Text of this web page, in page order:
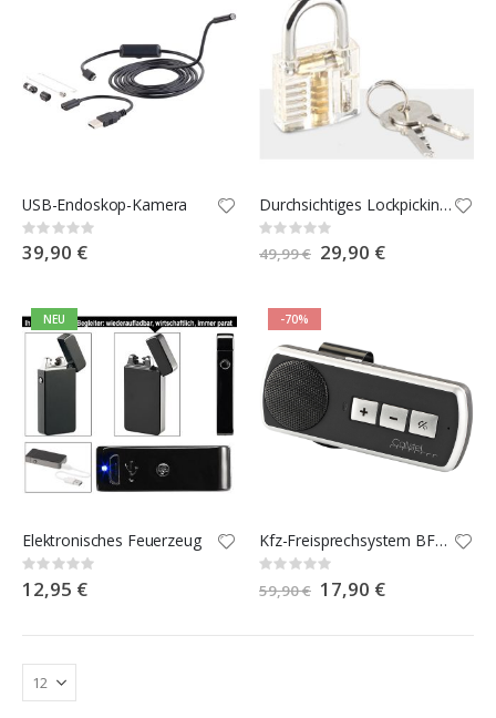
USB-Endoskop-Kamera
Rating:
0%
39,90 €
Durchsichtiges Lockpicking-Übungsschloss mit 2 Schlüsseln
Rating:
0%
49,99 € Special
Price
29,90 €
NEU
Elektronisches Feuerzeug
Rating:
0%
12,95 €
-70%
Kfz-Freisprechsystem BFX-400.pt mit Bluetooth & Multipoint
Rating:
0%
59,90 € Special
Price
17,90 €